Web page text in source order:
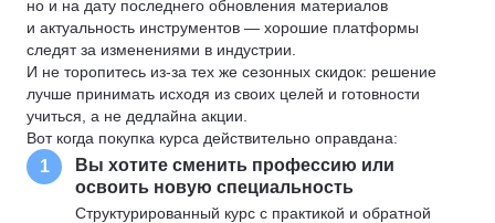
но и на дату последнего обновления материалов
и актуальность инструментов — хорошие платформы
следят за изменениями в индустрии.
И не торопитесь из-за тех же сезонных скидок: решение
лучше принимать исходя из своих целей и готовности
учиться, а не дедлайна акции.
Вот когда покупка курса действительно оправдана:
1
Вы хотите сменить профессию или
освоить новую специальность
Структурированный курс с практикой и обратной